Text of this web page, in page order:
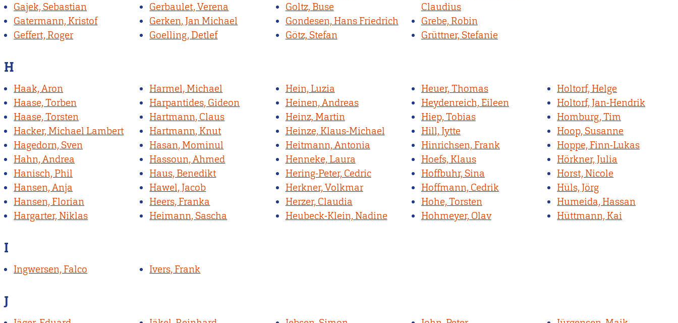
Gajek, Sebastian
Gatermann, Kristof
Geffert, Roger
Gerbaulet, Verena
Gerken, Jan Michael
Goelling, Detlef
Goltz, Buse
Gondesen, Hans Friedrich
Götz, Stefan
Claudius
Grebe, Robin
Grüttner, Stefanie
H
Haak, Aron
Haase, Torben
Haase, Torsten
Hacker, Michael Lambert
Hagedorn, Sven
Hahn, Andrea
Hanisch, Phil
Hansen, Anja
Hansen, Florian
Hargarter, Niklas
Harmel, Michael
Harpantides, Gideon
Hartmann, Claus
Hartmann, Knut
Hasan, Mominul
Hassoun, Ahmed
Haus, Benedikt
Hawel, Jacob
Heers, Franka
Heimann, Sascha
Hein, Luzia
Heinen, Andreas
Heinz, Martin
Heinze, Klaus-Michael
Heitmann, Antonia
Henneke, Laura
Hering-Peter, Cedric
Herkner, Volkmar
Herzer, Claudia
Heubeck-Klein, Nadine
Heuer, Thomas
Heydenreich, Eileen
Hiep, Tobias
Hill, Jytte
Hinrichsen, Frank
Hoefs, Klaus
Hoffbuhr, Sina
Hoffmann, Cedrik
Hohe, Torsten
Hohmeyer, Olav
Holtorf, Helge
Holtorf, Jan-Hendrik
Homburg, Tim
Hoop, Susanne
Hoppe, Finn-Lukas
Hörkner, Julia
Horst, Nicole
Hüls, Jörg
Humeida, Hassan
Hüttmann, Kai
I
Ingwersen, Falco Ivers, Frank
J